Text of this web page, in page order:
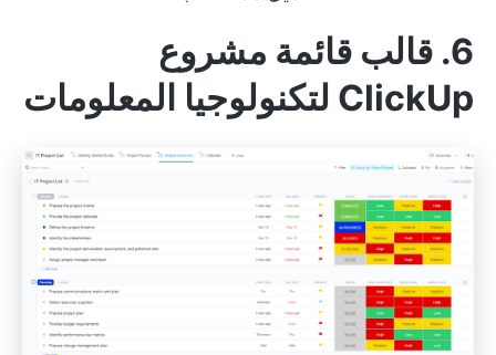
6. قالب قائمة مشروع
ClickUp لتكنولوجيا المعلومات